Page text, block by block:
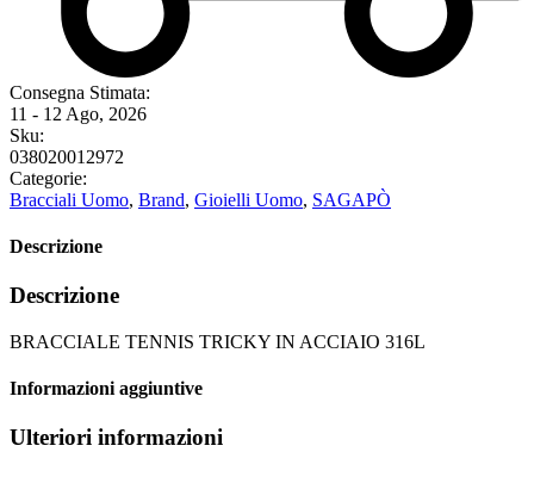
Consegna Stimata:
11 - 12 Ago, 2026
Sku:
038020012972
Categorie:
Bracciali Uomo, Brand, Gioielli Uomo, SAGAPÒ
Descrizione
Descrizione
BRACCIALE TENNIS TRICKY IN ACCIAIO 316L
Informazioni aggiuntive
Ulteriori informazioni